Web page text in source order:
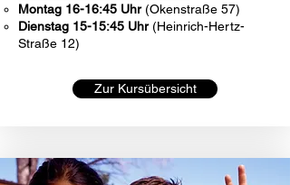
Montag 16-16:45 Uhr(Okenstraße 57)
Dienstag 15-15:45 Uhr(Heinrich-Hertz-
Straße 12)
Zur Kursübersicht